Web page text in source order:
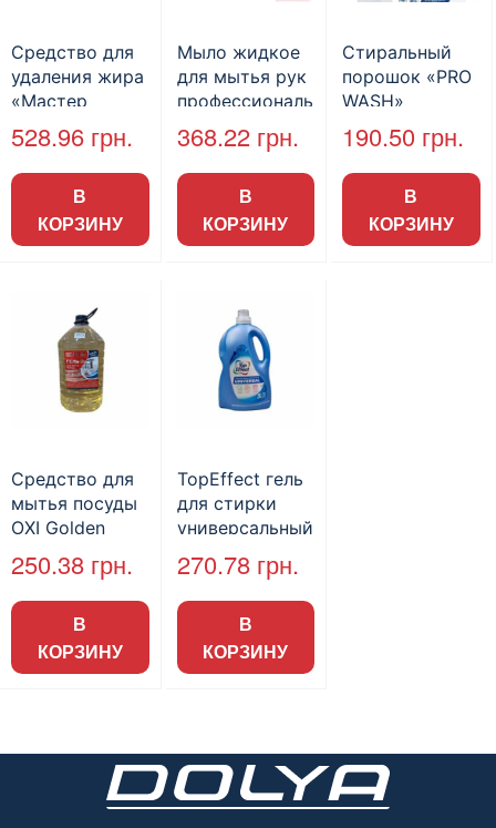
Средство для
удаления жира
«Мастер
Клинер», 5 л.
528.96 грн.
В
КОРЗИНУ
Мыло жидкое
для мытья рук
профессиональ
ное
гигиеническое,
Бланидас,
канистра 5л
368.22 грн.
В
КОРЗИНУ
Стиральный
порошок «PRO
WASH»
Universal, гель,
5л
190.50 грн.
В
КОРЗИНУ
Средство для
мытья посуды
OXI Golden
Гипоаллергенн
ое 5л
250.38 грн.
В
КОРЗИНУ
TopEffect гель
для стирки
универсальный
«Clean&Soft», 5
л
270.78 грн.
В
КОРЗИНУ